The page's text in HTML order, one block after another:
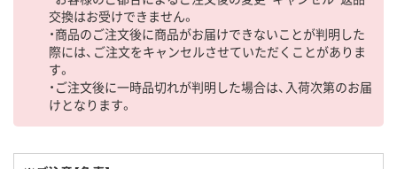
交換はお受けできません。
・商品のご注文後に商品がお届けできないことが判明した
際には、ご注文をキャンセルさせていただくことがありま
す。
・ご注文後に一時品切れが判明した場合は、入荷次第のお届
けとなります。